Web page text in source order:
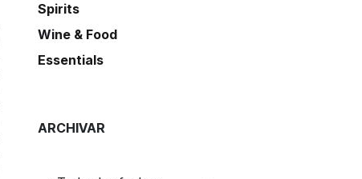
Spirits
Wine & Food
Essentials
ARCHIVAR